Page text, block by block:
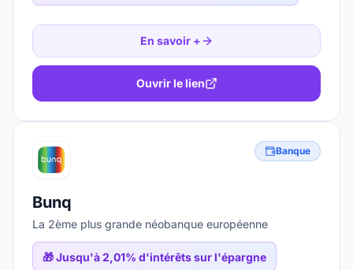
En savoir +
Ouvrir le lien
Banque
Bunq
La 2ème plus grande néobanque européenne
🎁Jusqu'à 2,01% d'intérêts sur l'épargne